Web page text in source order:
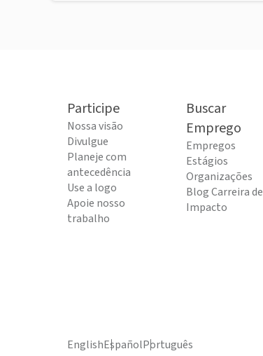
Participe
Nossa visão
Divulgue
Planeje com
antecedência
Use a logo
Apoie nosso
trabalho
Buscar
Emprego
Empregos
Estágios
Organizações
Blog Carreira de
Impacto
EnglishEspañolPortuguês